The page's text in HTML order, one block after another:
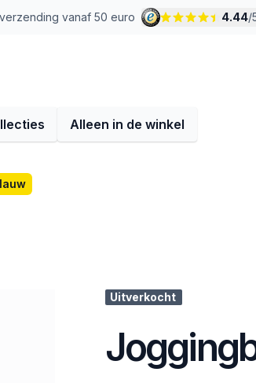
vanaf 50 euro 4.44/
Alleen in de winkel
Uitverkocht